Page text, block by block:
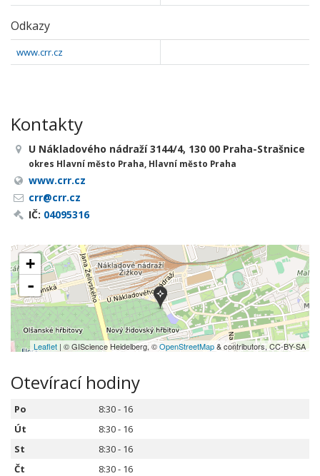
Odkazy
www.crr.cz
Kontakty
U Nákladového nádraží 3144/4, 130 00 Praha-Strašnice
okres Hlavní město Praha, Hlavní město Praha
www.crr.cz
crr@crr.cz
IČ: 04095316
+
-
Leaflet | © GIScience Heidelberg, ©OpenStreetMap& contributors, CC-BY-SA
Otevírací hodiny
Po
8:30 - 16
Út
8:30 - 16
St
8:30 - 16
Čt
8:30 - 16